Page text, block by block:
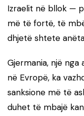
Izraelit në bllok —
më të fortë, të
dhjetë shtete
Gjermania, një
në Evropë, ka
sanksione më të
duhet të mbajë